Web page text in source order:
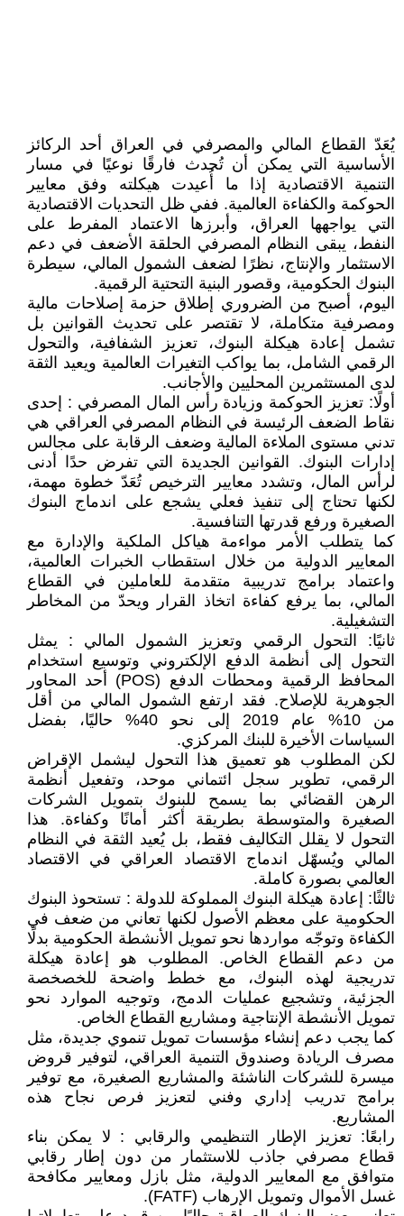
يُعَدّ القطاع المالي والمصرفي في العراق أحد الركائز
الأساسية التي يمكن أن تُحدث فارقًا نوعيًا في مسار
التنمية الاقتصادية إذا ما أُعيدت هيكلته وفق معايير
الحوكمة والكفاءة العالمية. ففي ظل التحديات الاقتصادية
التي يواجهها العراق، وأبرزها الاعتماد المفرط على
النفط، يبقى النظام المصرفي الحلقة الأضعف في دعم
الاستثمار والإنتاج، نظرًا لضعف الشمول المالي، سيطرة
البنوك الحكومية، وقصور البنية التحتية الرقمية.
اليوم، أصبح من الضروري إطلاق حزمة إصلاحات مالية
ومصرفية متكاملة، لا تقتصر على تحديث القوانين بل
تشمل إعادة هيكلة البنوك، تعزيز الشفافية، والتحول
الرقمي الشامل، بما يواكب التغيرات العالمية ويعيد الثقة
لدى المستثمرين المحليين والأجانب.
أولًا: تعزيز الحوكمة وزيادة رأس المال المصرفي : إحدى
نقاط الضعف الرئيسة في النظام المصرفي العراقي هي
تدني مستوى الملاءة المالية وضعف الرقابة على مجالس
إدارات البنوك. القوانين الجديدة التي تفرض حدًا أدنى
لرأس المال، وتشدد معايير الترخيص تُعَدّ خطوة مهمة،
لكنها تحتاج إلى تنفيذ فعلي يشجع على اندماج البنوك
الصغيرة ورفع قدرتها التنافسية.
كما يتطلب الأمر مواءمة هياكل الملكية والإدارة مع
المعايير الدولية من خلال استقطاب الخبرات العالمية،
واعتماد برامج تدريبية متقدمة للعاملين في القطاع
المالي، بما يرفع كفاءة اتخاذ القرار ويحدّ من المخاطر
التشغيلية.
ثانيًا: التحول الرقمي وتعزيز الشمول المالي : يمثل
التحول إلى أنظمة الدفع الإلكتروني وتوسيع استخدام
المحافظ الرقمية ومحطات الدفع (POS) أحد المحاور
الجوهرية للإصلاح. فقد ارتفع الشمول المالي من أقل
من 10% عام 2019 إلى نحو 40% حاليًا، بفضل
السياسات الأخيرة للبنك المركزي.
لكن المطلوب هو تعميق هذا التحول ليشمل الإقراض
الرقمي، تطوير سجل ائتماني موحد، وتفعيل أنظمة
الرهن القضائي بما يسمح للبنوك بتمويل الشركات
الصغيرة والمتوسطة بطريقة أكثر أمانًا وكفاءة. هذا
التحول لا يقلل التكاليف فقط، بل يُعيد الثقة في النظام
المالي ويُسهّل اندماج الاقتصاد العراقي في الاقتصاد
العالمي بصورة كاملة.
ثالثًا: إعادة هيكلة البنوك المملوكة للدولة : تستحوذ البنوك
الحكومية على معظم الأصول لكنها تعاني من ضعف في
الكفاءة وتوجّه مواردها نحو تمويل الأنشطة الحكومية بدلًا
من دعم القطاع الخاص. المطلوب هو إعادة هيكلة
تدريجية لهذه البنوك، مع خطط واضحة للخصخصة
الجزئية، وتشجيع عمليات الدمج، وتوجيه الموارد نحو
تمويل الأنشطة الإنتاجية ومشاريع القطاع الخاص.
كما يجب دعم إنشاء مؤسسات تمويل تنموي جديدة، مثل
مصرف الريادة وصندوق التنمية العراقي، لتوفير قروض
ميسرة للشركات الناشئة والمشاريع الصغيرة، مع توفير
برامج تدريب إداري وفني لتعزيز فرص نجاح هذه
المشاريع.
رابعًا: تعزيز الإطار التنظيمي والرقابي : لا يمكن بناء
قطاع مصرفي جاذب للاستثمار من دون إطار رقابي
متوافق مع المعايير الدولية، مثل بازل ومعايير مكافحة
غسل الأموال وتمويل الإرهاب (FATF).